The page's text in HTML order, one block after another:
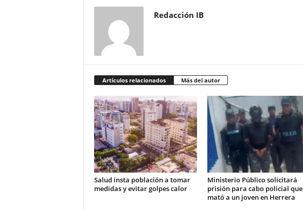
Redacción IB
Artículos relacionados Más del autor
Salud insta población a tomar
medidas y evitar golpes calor
Ministerio Público solicitará
prisión para cabo policial que
mató a un joven en Herrera